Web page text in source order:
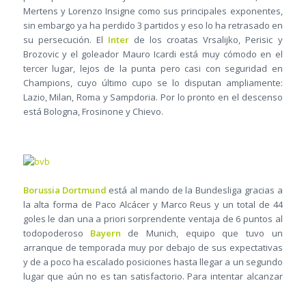
Mertens y Lorenzo Insigne como sus principales exponentes,
sin embargo ya ha perdido 3 partidos y eso lo ha retrasado en
su persecución. El Interde los croatas Vrsalijko, Perisic y
Brozovic y el goleador Mauro Icardi está muy cómodo en el
tercer lugar, lejos de la punta pero casi con seguridad en
Champions, cuyo último cupo se lo disputan ampliamente:
Lazio, Milan, Roma y Sampdoria. Por lo pronto en el descenso
está Bologna, Frosinone y Chievo.
Borussia Dortmund está al mando de la Bundesliga gracias a
la alta forma de Paco Alcácer y Marco Reus y un total de 44
goles le dan una a priori sorprendente ventaja de 6 puntos al
todopoderoso Bayern de Munich, equipo que tuvo un
arranque de temporada muy por debajo de sus expectativas
y de a poco ha escalado posiciones hasta llegar a un segundo
lugar que aún no es tan satisfactorio. Para intentar alcanzar